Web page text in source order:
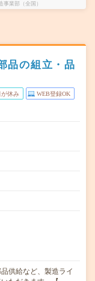
業部（全国）
品の組立・品
が休み WEB登録OK
供給など、製造ライ